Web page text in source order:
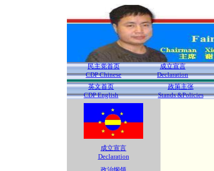
民主党首页
CDP Chinese
成立宣言
Declaration
英文首页
CDP English
政策主张
Stands &Policies
成立宣言
Declaration